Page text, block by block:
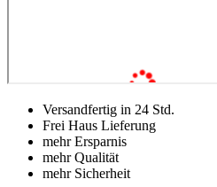
Versandfertig in 24 Std.
Frei Haus Lieferung
mehr Ersparnis
mehr Qualität
mehr Sicherheit